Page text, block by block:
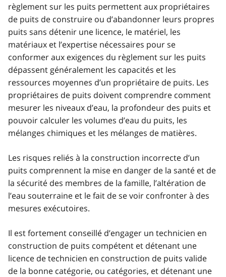
règlement sur les puits permettent aux propriétaires
de puits de construire ou d’abandonner leurs propres
puits sans détenir une licence, le matériel, les
matériaux et l’expertise nécessaires pour se
conformer aux exigences du règlement sur les puits
dépassent généralement les capacités et les
ressources moyennes d’un propriétaire de puits. Les
propriétaires de puits doivent comprendre comment
mesurer les niveaux d’eau, la profondeur des puits et
pouvoir calculer les volumes d’eau du puits, les
mélanges chimiques et les mélanges de matières.
Les risques reliés à la construction incorrecte d’un
puits comprennent la mise en danger de la santé et de
la sécurité des membres de la famille, l’altération de
l’eau souterraine et le fait de se voir confronter à des
mesures exécutoires.
Il est fortement conseillé d’engager un technicien en
construction de puits compétent et détenant une
licence de technicien en construction de puits valide
de la bonne catégorie, ou catégories, et détenant une